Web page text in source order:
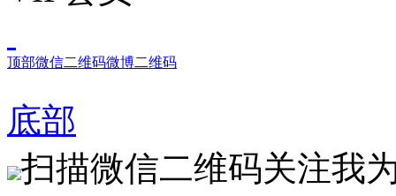
顶部微信二维码微博二维码
底部
扫描微信二维码关注我